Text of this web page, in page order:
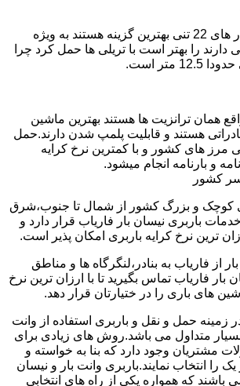
تریلی ها باری حمل بار های 22 تنی بهترین گزینه هستند به ویژه
دارند را بهتر است با تریلی ها حمل کرد چرا
متر است.
همان ترانزیت ها هستند بهترین ماشین
هستند و قابلیت پلمپ شدن دارند.حمل
مرز های کشور و با کمترین نرخ کرایه
و بارنامه انجام میشود.
کشور
کوچک و بزرگ کشور از شمال تا جنوب،شرق
باربری نیسان بار فاریاب قرار دارد و
ترین نرخ کرایه باربری امکان پذیر است.
از فاریاب به بنادر،لنگرگاه ها و مناطق
بار فاریاب تماس بگیرید تا با ارزان ترین نرخ
های باری را در ختیارتان قرار دهد.
زمینه حمل و نقل و باربری استفاده از وانت
متداول می باشد.روش های زیادی برای
مشتریان وجود دارد که بنا به خواسته و
یک را انتخاب نمایند.باربری وانت بار و نیسان
باشند که همواره یکی از راه های انتخابی